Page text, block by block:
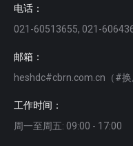
电话：
021-60513655, 021-
邮箱：
heshdc#cbrn.com.cn（#换
工作时间：
周一至周五: 09:00 - 17:00